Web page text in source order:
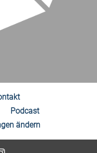
Podcast
ändern